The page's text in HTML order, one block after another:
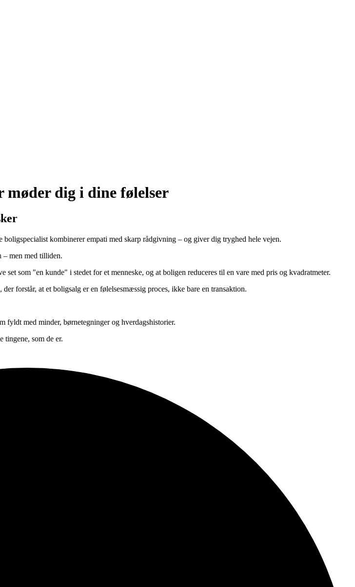
dig i dine følelser
kombinerer empati med skarp rådgivning – og giver dig tryghed hele vejen.
– men med tilliden.
som "en kunde" i stedet for et menneske, og at boligen reduceres til en vare med pris og kvadratmeter.
forstår, at et boligsalg er en følelsesmæssig proces, ikke bare en transaktion.
fyldt med minder, børnetegninger og hverdagshistorier.
tingene, som de er.